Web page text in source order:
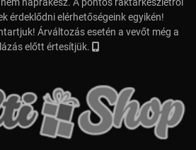
érdeklődni elérhetőségeink egyikén!
Árváltozás esetén a vevőt még a
előtt értesítjük.